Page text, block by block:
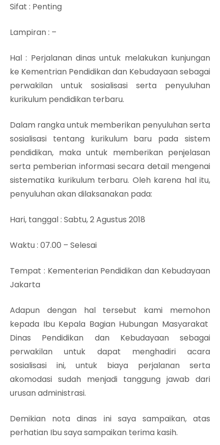
Sifat : Penting
Lampiran: –
Hal: Perjalanan dinas untuk melakukan kunjungan
ke Kementrian Pendidikan dan Kebudayaan sebagai
perwakilan untuk sosialisasi serta penyuluhan
kurikulum pendidikan terbaru.
Dalam rangka untuk memberikan penyuluhan serta
sosialisasi tentang kurikulum baru pada sistem
pendidikan, maka untuk memberikan penjelasan
serta pemberian informasi secara detail mengenai
sistematika kurikulum terbaru. Oleh karena hal itu,
penyuluhan akan dilaksanakan pada:
Hari, tanggal: Sabtu, 2 Agustus 2018
Waktu: 07.00 – Selesai
Tempat : Kementerian Pendidikan dan Kebudayaan
Jakarta
Adapun dengan hal tersebut kami memohon
kepada Ibu Kepala Bagian Hubungan Masyarakat
Dinas Pendidikan dan Kebudayaan sebagai
perwakilan untuk dapat menghadiri acara
sosialisasi ini, untuk biaya perjalanan serta
akomodasi sudah menjadi tanggung jawab dari
urusan administrasi.
Demikian nota dinas ini saya sampaikan, atas
perhatian Ibu saya sampaikan terima kasih.